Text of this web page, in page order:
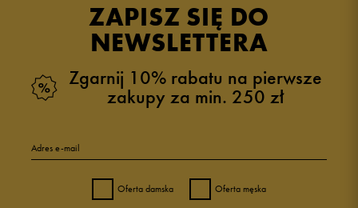
ZAPISZ SIĘ DO
NEWSLETTERA
Zgarnij 10% rabatu na pierwsze
zakupy za min. 250 zł
Adres e-mail
Oferta damska Oferta męska